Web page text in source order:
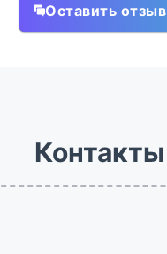
Оставить отзыв
Контакты